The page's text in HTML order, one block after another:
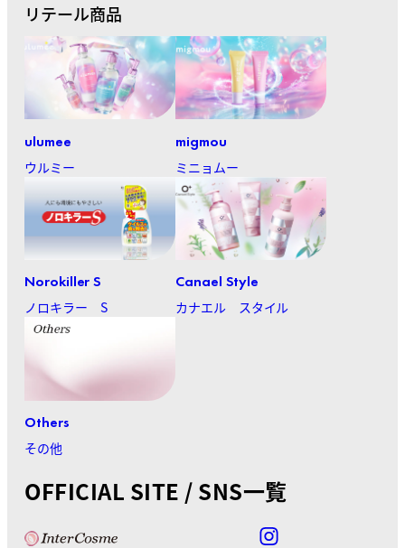
リテール商品
ulumee
ウルミー
migmou
ミニョムー
Norokiller S
ノロキラー S
Canael Style
カナエル スタイル
Others
その他
OFFICIAL SITE / SNS一覧